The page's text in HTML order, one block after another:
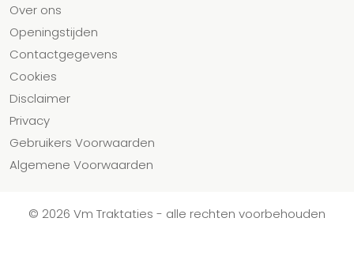
Over ons
Openingstijden
Contactgegevens
Cookies
Disclaimer
Privacy
Gebruikers Voorwaarden
Algemene Voorwaarden
© 2026 Vm Traktaties - alle rechten voorbehouden